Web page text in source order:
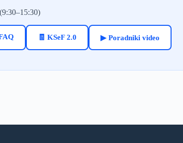
🧾 KSeF 2.0 ▶ Poradniki video